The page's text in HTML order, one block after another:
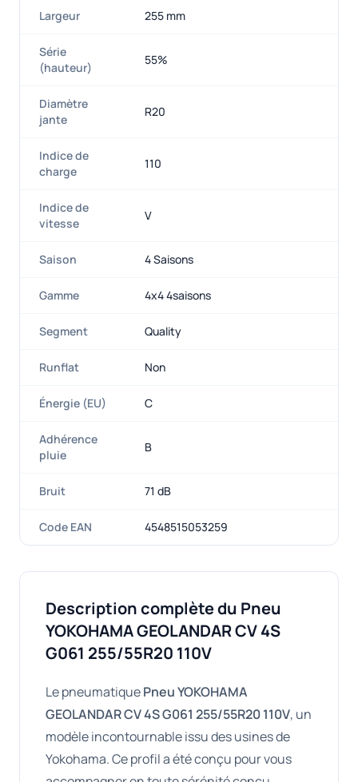
Largeur 255 mm
Série
(hauteur)
55%
Diamètre
jante
R20
Indice de
charge
110
Indice de
vitesse
V
Saison 4 Saisons
Gamme 4x4 4saisons
Segment Quality
Runflat Non
Énergie (EU) C
Adhérence
pluie
B
Bruit 71 dB
Code EAN 4548515053259
Description complète du Pneu
YOKOHAMA GEOLANDAR CV 4S
G061 255/55R20 110V
Le pneumatiquePneu YOKOHAMA
GEOLANDAR CV 4S G061 255/55R20 110V, un
modèle incontournable issu des usines de
Yokohama. Ce profil a été conçu pour vous